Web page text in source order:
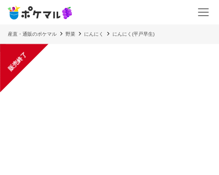
産直・通販のポケマル 野菜 にんにく にんにく(平戸早生)
販売終了